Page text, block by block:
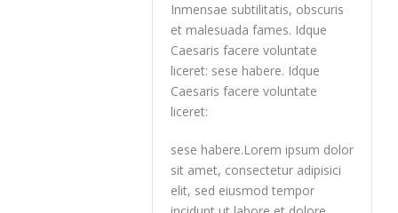
Inmensae subtilitatis, obscuris
et malesuada fames. Idque
Caesaris facere voluntate
liceret: sese habere. Idque
Caesaris facere voluntate
liceret:
sese habere.Lorem ipsum dolor
sit amet, consectetur adipisici
elit, sed eiusmod tempor